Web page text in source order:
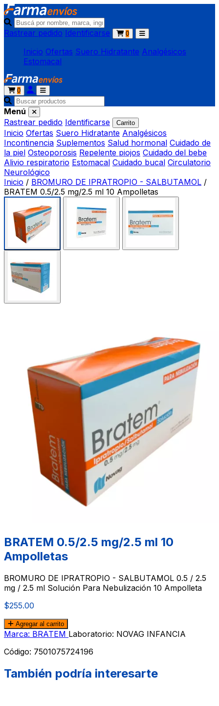
Rastrear pedido Identificarse 0
Inicio Ofertas Suero Hidratante Analgésicos
Estomacal
0
Menú
Rastrear pedido Identificarse Carrito
Inicio Ofertas Suero Hidratante Analgésicos
Incontinencia Suplementos Salud hormonal Cuidado de
la piel Osteoporosis Repelente piojos Cuidado del bebe
Alivio respiratorio Estomacal Cuidado bucal Circulatorio
Neurológico
Inicio / BROMURO DE IPRATROPIO - SALBUTAMOL /
BRATEM 0.5/2.5 mg/2.5 ml 10 Ampolletas
BRATEM 0.5/2.5 mg/2.5 ml 10
Ampolletas
BROMURO DE IPRATROPIO - SALBUTAMOL 0.5 / 2.5
mg / 2.5 ml Solución Para Nebulización 10 Ampolleta
$255.00
Agregar al carrito
Marca: BRATEM Laboratorio: NOVAG INFANCIA
Código: 7501075724196
También podría interesarte